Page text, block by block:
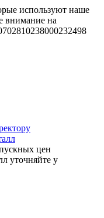
используют наше
внимание на
цен
уточняйте у